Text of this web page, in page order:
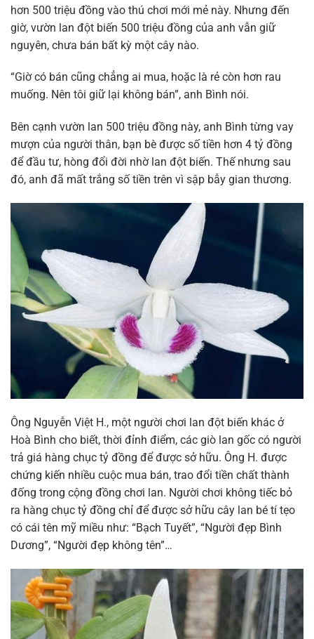
hơn 500 triệu đồng vào thú chơi mới mẻ này. Nhưng đến
giờ, vườn lan đột biến 500 triệu đồng của anh vẫn giữ
nguyên, chưa bán bất kỳ một cây nào.
“Giờ có bán cũng chẳng ai mua, hoặc là rẻ còn hơn rau
muống. Nên tôi giữ lại không bán”, anh Bình nói.
Bên cạnh vườn lan 500 triệu đồng này, anh Bình từng vay
mượn của người thân, bạn bè được số tiền hơn 4 tỷ đồng
để đầu tư, hòng đổi đời nhờ lan đột biến. Thế nhưng sau
đó, anh đã mất trắng số tiền trên vì sập bẫy gian thương.
Ông Nguyễn Việt H., một người chơi lan đột biến khác ở
Hoà Bình cho biết, thời đỉnh điểm, các giò lan gốc có người
trả giá hàng chục tỷ đồng để được sở hữu. Ông H. được
chứng kiến nhiều cuộc mua bán, trao đổi tiền chất thành
đống trong cộng đồng chơi lan. Người chơi không tiếc bỏ
ra hàng chục tỷ đồng chỉ để được sở hữu cây lan bé tí tẹo
có cái tên mỹ miều như: “Bạch Tuyết”, “Người đẹp Bình
Dương”, “Người đẹp không tên”…